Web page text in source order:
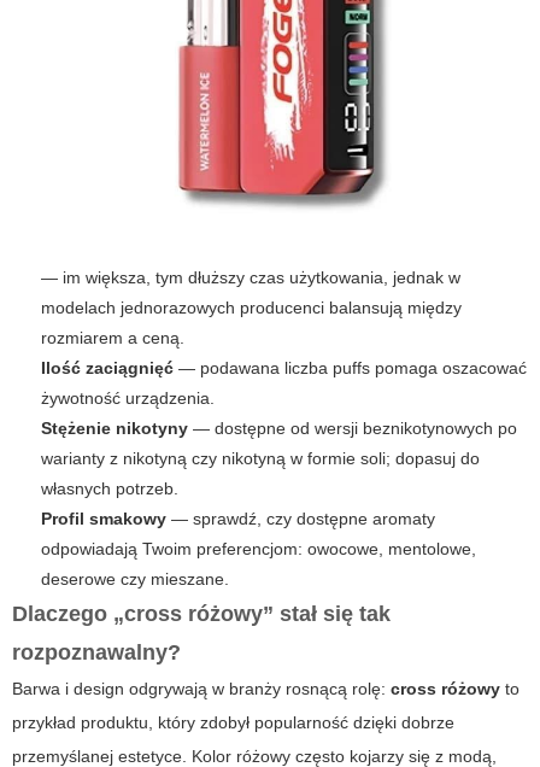
— im większa, tym dłuższy czas użytkowania, jednak w
modelach jednorazowych producenci balansują między
rozmiarem a ceną.
Ilość zaciągnięć — podawana liczba puffs pomaga oszacować
żywotność urządzenia.
Stężenie nikotyny — dostępne od wersji beznikotynowych po
warianty z nikotyną czy nikotyną w formie soli; dopasuj do
własnych potrzeb.
Profil smakowy — sprawdź, czy dostępne aromaty
odpowiadają Twoim preferencjom: owocowe, mentolowe,
deserowe czy mieszane.
Dlaczego „cross różowy” stał się tak
rozpoznawalny?
Barwa i design odgrywają w branży rosnącą rolę: cross różowy to
przykład produktu, który zdobył popularność dzięki dobrze
przemyślanej estetyce. Kolor różowy często kojarzy się z modą,